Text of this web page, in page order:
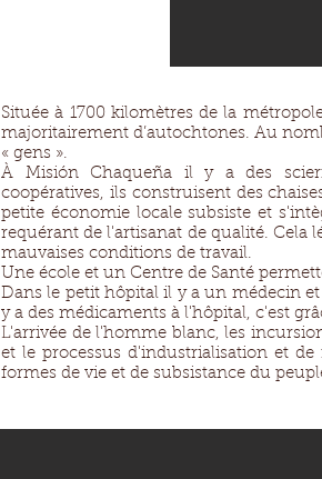
Située à 1700 kilomètres de la
majoritairement d’autochtones. Au
« gens ».
À Misión Chaqueña il y a des
coopératives, ils construisent des
petite économie locale subsiste et
requérant de l'artisanat de qualité.
mauvaises conditions de travail.
Une école et un Centre de Santé
Dans le petit hôpital il y a un médecin
y a des médicaments à l'hôpital, c'est
L'arrivée de l'homme blanc, les
et le processus d'industrialisation et
formes de vie et de subsistance du